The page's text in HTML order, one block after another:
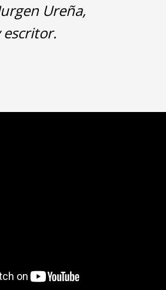
Ureña,
escritor.